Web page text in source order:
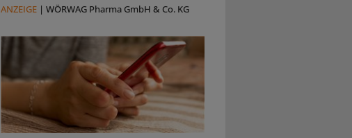
ANZEIGE| WÖRWAG Pharma GmbH & Co. KG